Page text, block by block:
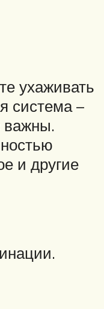
ухаживать
система –
важны.
и другие